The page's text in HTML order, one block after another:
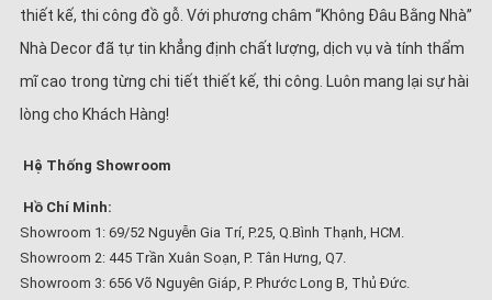
thiết kế, thi công đồ gỗ. Với phương châm “Không Đâu Bằng Nhà”
Nhà Decor đã tự tin khẳng định chất lượng, dịch vụ và tính thẩm
mĩ cao trong từng chi tiết thiết kế, thi công. Luôn mang lại sự hài
lòng cho Khách Hàng!
Hệ Thống Showroom
Hồ Chí Minh:
Showroom 1: 69/52 Nguyễn Gia Trí, P.25, Q.Bình Thạnh, HCM.
Showroom 2: 445 Trần Xuân Soạn, P. Tân Hưng, Q7.
Showroom 3: 656 Võ Nguyên Giáp, P. Phước Long B, Thủ Đức.